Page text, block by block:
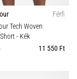
Férfi
Tech Woven
- Kék
11 550 Ft